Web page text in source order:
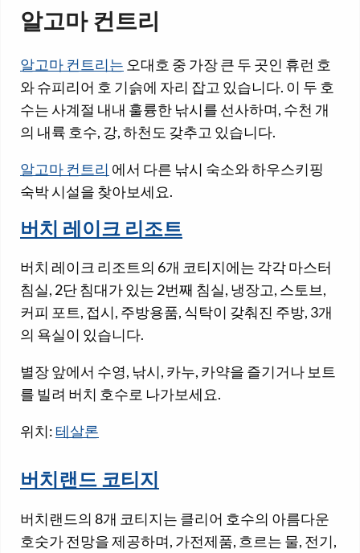
알고마 컨트리
알고마 컨트리는 오대호 중 가장 큰 두 곳인 휴런 호
와 슈피리어 호 기슭에 자리 잡고 있습니다. 이 두 호
수는 사계절 내내 훌륭한 낚시를 선사하며, 수천 개
의 내륙 호수, 강, 하천도 갖추고 있습니다.
알고마 컨트리 에서 다른 낚시 숙소와 하우스키핑
숙박 시설을 찾아보세요.
버치 레이크 리조트
버치 레이크 리조트의 6개 코티지에는 각각 마스터
침실, 2단 침대가 있는 2번째 침실, 냉장고, 스토브,
커피 포트, 접시, 주방용품, 식탁이 갖춰진 주방, 3개
의 욕실이 있습니다.
별장 앞에서 수영, 낚시, 카누, 카약을 즐기거나 보트
를 빌려 버치 호수로 나가보세요.
위치: 테살론
버치랜드 코티지
버치랜드의 8개 코티지는 클리어 호수의 아름다운
호숫가 전망을 제공하며, 가전제품, 흐르는 물, 전기,